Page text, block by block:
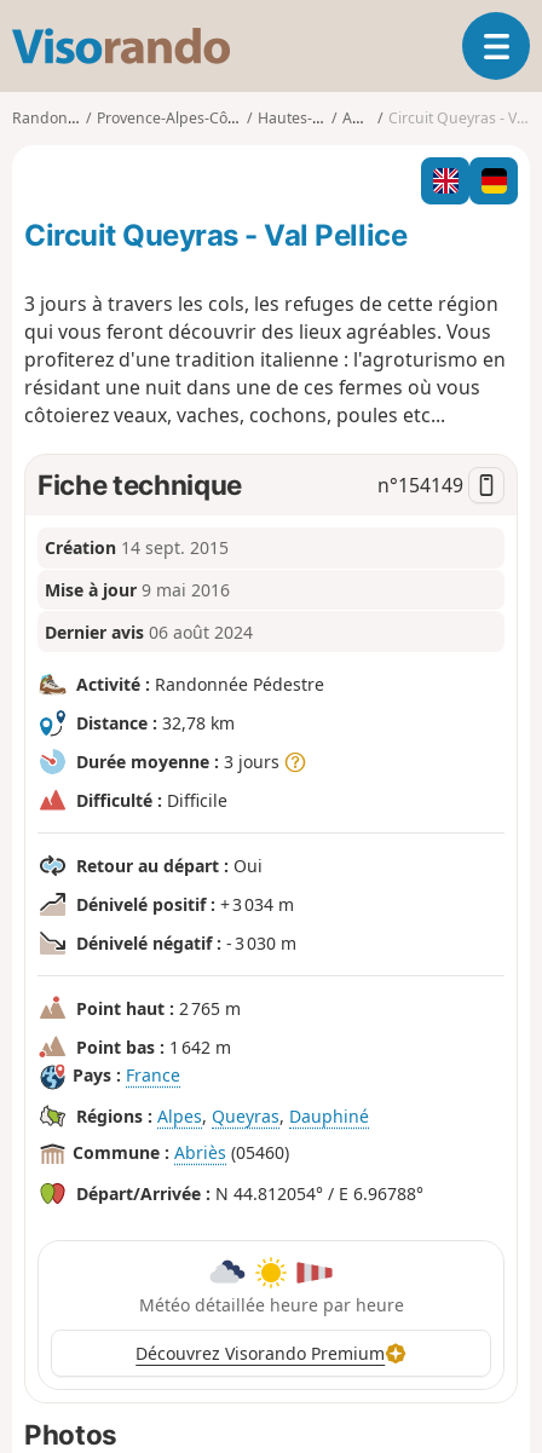
s
o
O
u
i
r
l
v
g
o
Randonnées Provence-Alpes-Côte d'Azur Hautes-Alpes Abriès Circuit Queyras - Val Pellice
Circuit Queyras - Val Pellice
3 jours à travers les cols, les refuges de cette région
qui vous feront découvrir des lieux agréables. Vous
profiterez d'une tradition italienne : l'agroturismo en
résidant une nuit dans une de ces fermes où vous
côtoierez veaux, vaches, cochons, poules etc...
Fiche technique n°154149
Création 14 sept. 2015
Mise à jour 9 mai 2016
Dernier avis 06 août 2024
Activité : Randonnée Pédestre
Distance : 32,78 km
Durée moyenne : 3 jours
Difficulté : Difficile
Retour au départ : Oui
Dénivelé positif : + 3 034 m
Dénivelé négatif : - 3 030 m
Point haut : 2 765 m
Point bas : 1 642 m
Pays : France
Régions : Alpes, Queyras, Dauphiné
Commune : Abriès (05460)
Départ/Arrivée : N 44.812054° / E 6.96788°
Météo détaillée heure par heure
Découvrez Visorando Premium
Photos